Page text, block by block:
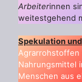
Arbeiterinnen
weitestgehend
Spekulation
Agrarrohstoffen
Nahrungsmittel
Menschen aus